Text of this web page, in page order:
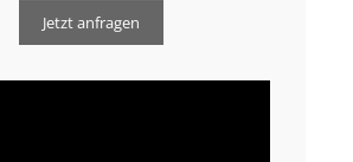
Jetzt anfragen